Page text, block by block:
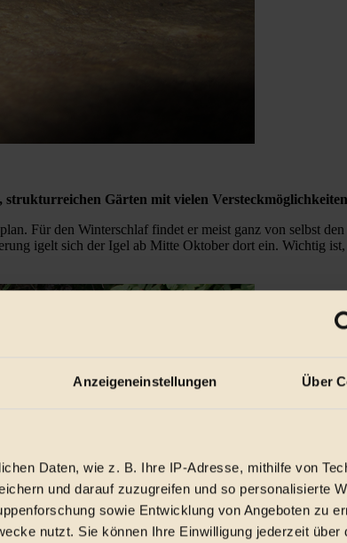
Anzeigeneinstellungen Über
Daten, wie z. B. Ihre IP-Adresse, mithilfe von
und darauf zuzugreifen und so personalisierte
sowie Entwicklung von Angeboten zu
nutzt. Sie können Ihre Einwilligung jederzeit über
Gärten mit vielen
Für den Winterschlaf findet er meist ganz von selbst
igelt sich der Igel ab Mitte Oktober dort ein. Wichtig